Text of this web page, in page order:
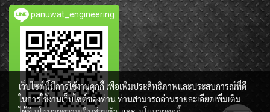
panuwat_engineering
เว็บไซต์นี้มีการใช้งานคุกกี้ เพื่อเพิ่มประสิทธิภาพและประสบการณ์ที่ดี
ในการใช้งานเว็บไซต์ของท่าน ท่านสามารถอ่านรายละเอียดเพิ่มเติม